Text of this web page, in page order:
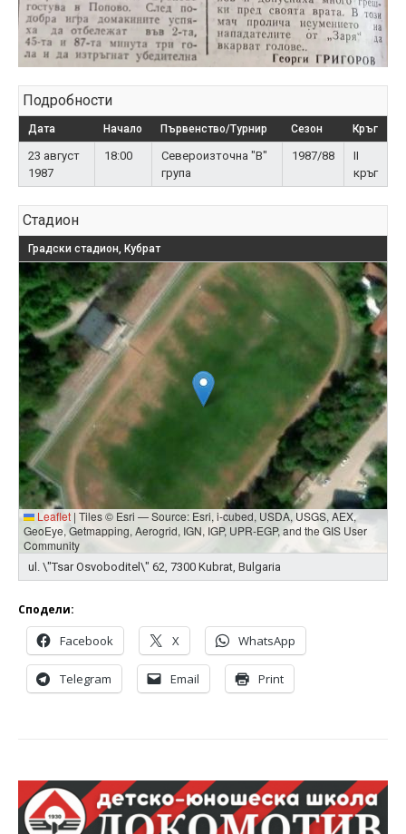
Подробности
Дата Начало Първенство/Турнир Сезон Кръг
23 август
1987
18:00
Североизточна "В"
група
1987/88
II
кръг
Стадион
Градски стадион, Кубрат
Leaflet | Tiles © Esri — Source: Esri, i-cubed, USDA, USGS, AEX,
GeoEye, Getmapping, Aerogrid, IGN, IGP, UPR-EGP, and the GIS User
Community
ul. \"Tsar Osvoboditel\" 62, 7300 Kubrat, Bulgaria
Сподели:
Facebook X WhatsApp
Telegram Email Print